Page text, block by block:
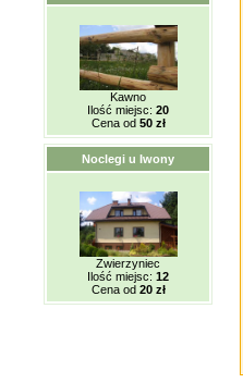
Kawno
Ilość miejsc: 20
Cena od 50 zł
Noclegi u Iwony
Zwierzyniec
Ilość miejsc: 12
Cena od 20 zł